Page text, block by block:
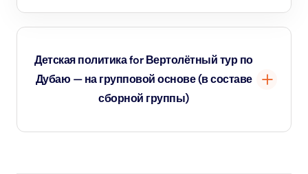
Детская политика for Вертолётный тур по
Дубаю — на групповой основе (в составе
сборной группы)